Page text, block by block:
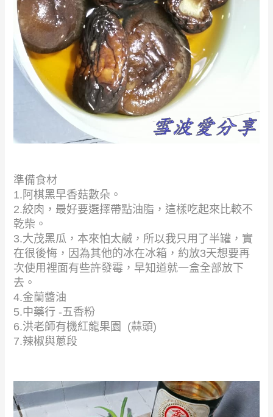
準備食材
1.阿棋黑早香菇數朵。
2.絞肉，最好要選擇帶點油脂，這樣吃起來比較不
乾柴。
3.大茂黑瓜，本來怕太鹹，所以我只用了半罐，實
在很後悔，因為其他的冰在冰箱，約放3天想要再
次使用裡面有些許發霉，早知道就一盒全部放下
去。
4.金蘭醬油
5.中藥行 -五香粉
6.洪老師有機紅龍果園 (蒜頭)
7.辣椒與蔥段